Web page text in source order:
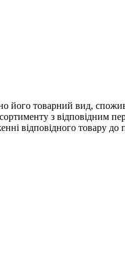
його товарний вид,
з відповідним
відповідного товару до